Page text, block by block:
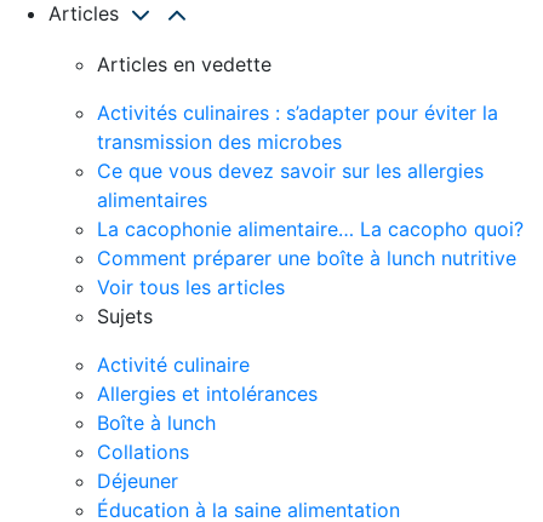
Articles
Articles en vedette
Activités culinaires : s’adapter pour éviter la
transmission des microbes
Ce que vous devez savoir sur les allergies
alimentaires
La cacophonie alimentaire… La cacopho quoi?
Comment préparer une boîte à lunch nutritive
Voir tous les articles
Sujets
Activité culinaire
Allergies et intolérances
Boîte à lunch
Collations
Déjeuner
Éducation à la saine alimentation